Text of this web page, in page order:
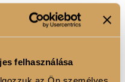
felhasználása
fejlesztették ki, hogy
eredményt biztosítsák.
a 4D